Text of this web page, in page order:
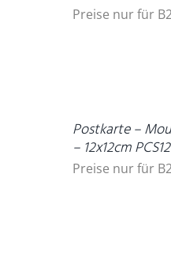
Preise nur für
Postkarte –
– 12x12cm
Preise nur für